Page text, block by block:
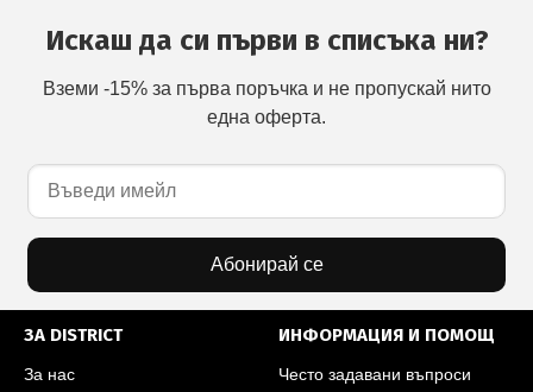
Искаш да си първи в списъка ни?
Вземи -15% за първа поръчка и не пропускай нито
една оферта.
Абонирай се
ЗА DISTRICT
За нас
ИНФОРМАЦИЯ И ПОМОЩ
Често задавани въпроси